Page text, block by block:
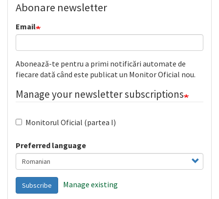
Abonare newsletter
Email
Abonează-te pentru a primi notificări automate de
fiecare dată când este publicat un Monitor Oficial nou.
Manage your newsletter subscriptions
Monitorul Oficial (partea I)
Preferred language
Subscribe Manage existing